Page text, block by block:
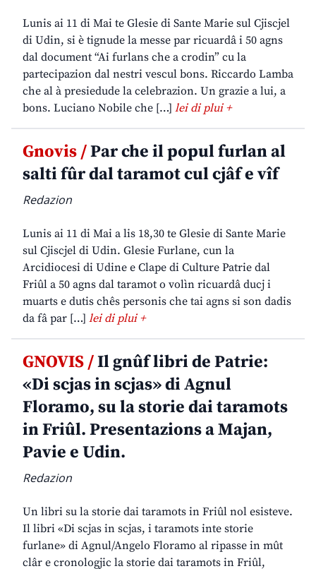
Lunis ai 11 di Mai te Glesie di Sante Marie sul Cjiscjel
di Udin, si è tignude la messe par ricuardâ i 50 agns
dal document “Ai furlans che a crodin” cu la
partecipazion dal nestri vescul bons. Riccardo Lamba
che al à presiedude la celebrazion. Un grazie a lui, a
bons. Luciano Nobile che […] lei di plui +
Gnovis /Par che il popul furlan al
salti fûr dal taramot cul cjâf e vîf
Redazion
Lunis ai 11 di Mai a lis 18,30 te Glesie di Sante Marie
sul Cjiscjel di Udin. Glesie Furlane, cun la
Arcidiocesi di Udine e Clape di Culture Patrie dal
Friûl a 50 agns dal taramot o volìn ricuardâ ducj i
muarts e dutis chês personis che tai agns si son dadis
da fâ par […] lei di plui +
GNOVIS /Il gnûf libri de Patrie:
«Di scjas in scjas» di Agnul
Floramo, su la storie dai taramots
in Friûl. Presentazions a Majan,
Pavie e Udin.
Redazion
Un libri su la storie dai taramots in Friûl nol esisteve.
Il libri «Di scjas in scjas, i taramots inte storie
furlane» di Agnul/Angelo Floramo al ripasse in mût
clâr e cronologjic la storie dai taramots in Friûl,